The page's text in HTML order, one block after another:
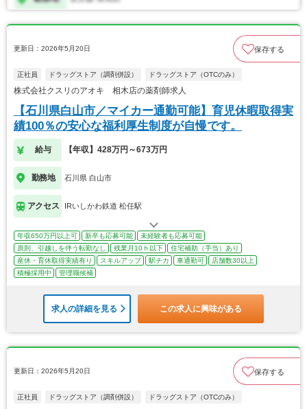
更新日：2026年5月20日 保存する
正社員 ドラッグストア（調剤併設） ドラッグストア（OTCのみ）
株式会社クスリのアオキ 相木店の薬剤師求人
【石川県白山市／マイカー通勤可能】育児休暇取得実
績100％の安心な福利厚生制度が自慢です。
給与 【年収】428万円～673万円
勤務地 石川県 白山市
アクセス IRいしかわ鉄道 松任駅
年収650万円以上可 新卒も応募可能
未経験者も応募可能
原則、引越しを伴う転勤なし
残業月10ｈ以下
住宅補助（手当）あり
産休・育休取得実績有り
スキルアップ 駅チカ 車通勤可
店舗数30以上
積極採用中
管理職候補
求人の詳細を見る この求人に興味がある
更新日：2026年5月20日 保存する
正社員 ドラッグストア（調剤併設） ドラッグストア（OTCのみ）